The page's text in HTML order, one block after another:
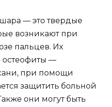
— это твердые
возникают при
пальцев. Их
остеофиты —
при помощи
защитить больной
они могут быть